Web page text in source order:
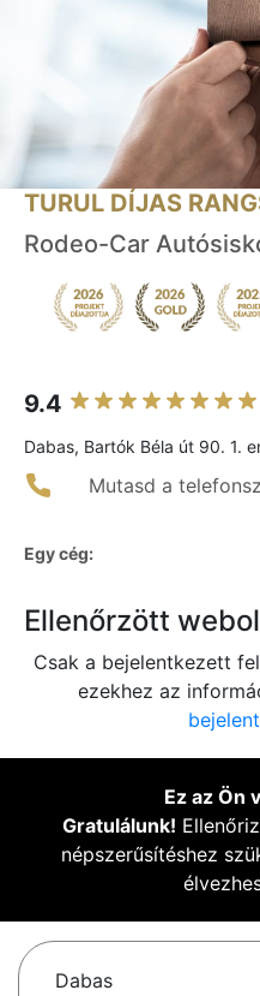
TURUL DÍJAS
Rodeo-Car
9.4
Dabas, Bartók Béla út 90. 1.
Mutasd a
Egy cég:
Ellenőrzött
Csak a bejelentkezett
ezekhez az
Ez az Ön
Gratulálunk!
népszerűsítéshez
Dabas